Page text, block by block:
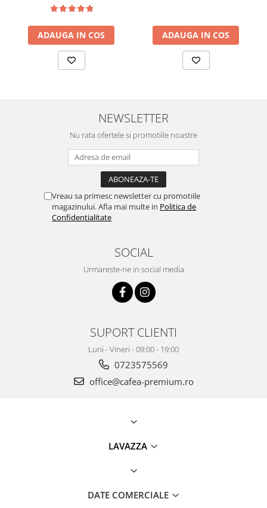
ADAUGA IN COS ADAUGA IN COS
NEWSLETTER
Nu rata ofertele si promotiile noastre
Vreau sa primesc newsletter cu promotiile
magazinului. Afla mai multe in Politica de
Confidentialitate
SOCIAL
Urmareste-ne in social media
SUPORT CLIENTI
Luni - Vineri - 09:00 - 19:00
0723575569
office@cafea-premium.ro
LAVAZZA
DATE COMERCIALE